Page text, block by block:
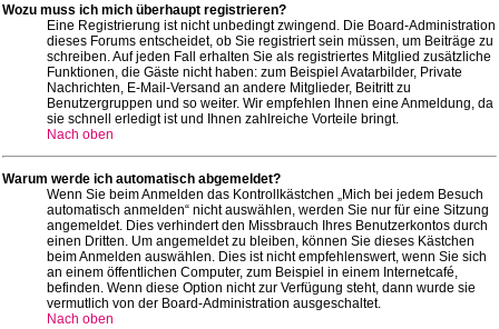
Wozu muss ich mich überhaupt registrieren?
Eine Registrierung ist nicht unbedingt zwingend. Die Board-Administration
dieses Forums entscheidet, ob Sie registriert sein müssen, um Beiträge zu
schreiben. Auf jeden Fall erhalten Sie als registriertes Mitglied zusätzliche
Funktionen, die Gäste nicht haben: zum Beispiel Avatarbilder, Private
Nachrichten, E-Mail-Versand an andere Mitglieder, Beitritt zu
Benutzergruppen und so weiter. Wir empfehlen Ihnen eine Anmeldung, da
sie schnell erledigt ist und Ihnen zahlreiche Vorteile bringt.
Nach oben
Warum werde ich automatisch abgemeldet?
Wenn Sie beim Anmelden das Kontrollkästchen „Mich bei jedem Besuch
automatisch anmelden“ nicht auswählen, werden Sie nur für eine Sitzung
angemeldet. Dies verhindert den Missbrauch Ihres Benutzerkontos durch
einen Dritten. Um angemeldet zu bleiben, können Sie dieses Kästchen
beim Anmelden auswählen. Dies ist nicht empfehlenswert, wenn Sie sich
an einem öffentlichen Computer, zum Beispiel in einem Internetcafé,
befinden. Wenn diese Option nicht zur Verfügung steht, dann wurde sie
vermutlich von der Board-Administration ausgeschaltet.
Nach oben